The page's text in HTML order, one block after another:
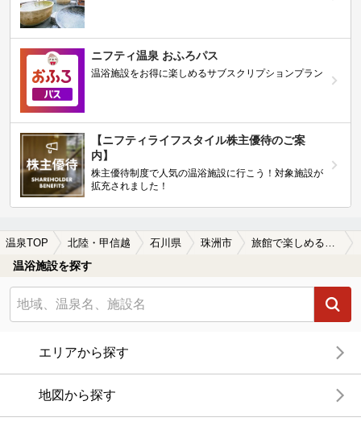
ニフティ温泉 おふろパス
温浴施設をお得に楽しめるサブスクリプションプラン
【ニフティライフスタイル株主優待のご案
内】
株主優待制度で人気の温浴施設に行こう！対象施設が
拡充されました！
温泉TOP 北陸・甲信越 石川県 珠洲市 旅館で楽しめる珠洲市の温泉、日帰り温泉、スーパー銭湯おすすめ
温浴施設を探す
エリアから探す
地図から探す